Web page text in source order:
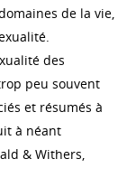
de la vie,
des
peu souvent
et résumés à
à néant
& Withers,